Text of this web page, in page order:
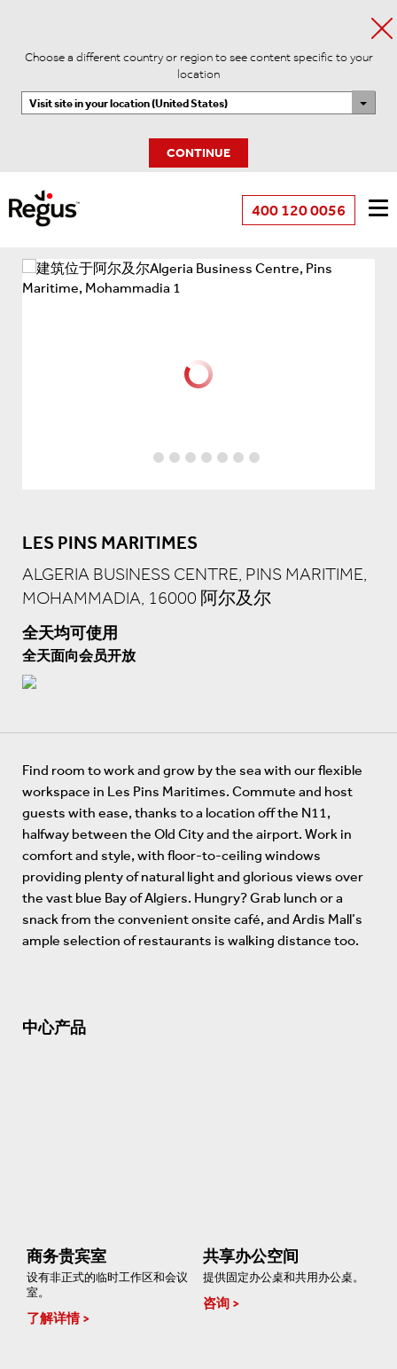
Choose a different country or region to see content specific to your
location
Visit site in your location (United States)
CONTINUE
400 120 0056
LES PINS MARITIMES
ALGERIA BUSINESS CENTRE, PINS MARITIME,
MOHAMMADIA, 16000 阿尔及尔
全天均可使用
全天面向会员开放
Find room to work and grow by the sea with our flexible
workspace in Les Pins Maritimes. Commute and host
guests with ease, thanks to a location off the N11,
halfway between the Old City and the airport. Work in
comfort and style, with floor-to-ceiling windows
providing plenty of natural light and glorious views over
the vast blue Bay of Algiers. Hungry? Grab lunch or a
snack from the convenient onsite café, and Ardis Mall’s
ample selection of restaurants is walking distance too.
中心产品
商务贵宾室
设有非正式的临时工作区和会议
室。
了解详情
共享办公空间
提供固定办公桌和共用办公桌。
咨询